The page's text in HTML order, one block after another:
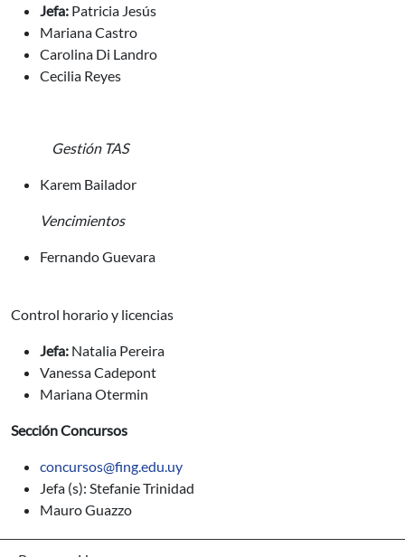
Jefa: Patricia Jesús
Mariana Castro
Carolina Di Landro
Cecilia Reyes
Gestión TAS
Karem Bailador
Vencimientos
Fernando Guevara
Control horario y licencias
Jefa: Natalia Pereira
Vanessa Cadepont
Mariana Otermin
Sección Concursos
concursos@fing.edu.uy
Jefa (s): Stefanie Trinidad
Mauro Guazzo